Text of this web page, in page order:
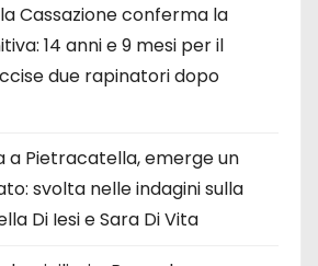
Cassazione conferma la
14 anni e 9 mesi per il
due rapinatori dopo
a Pietracatella, emerge un
svolta nelle indagini sulla
Di Iesi e Sara Di Vita